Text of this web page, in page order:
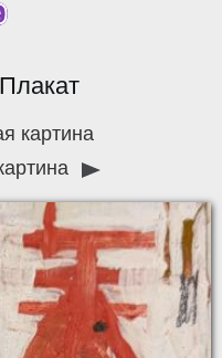
Плакат
картина